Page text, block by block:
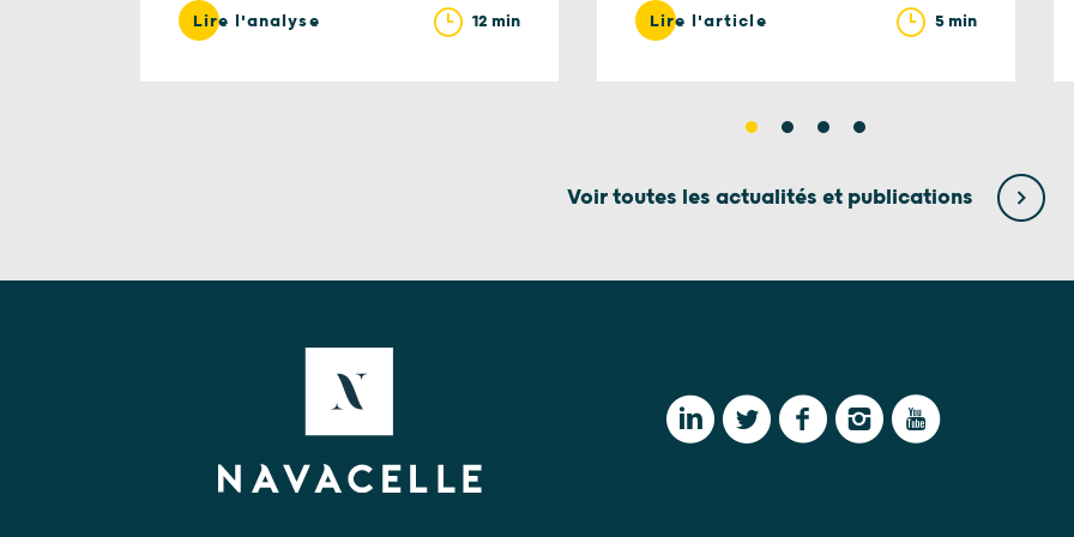
Lire l'analyse 12 min Lire l'article 5 min
Voir toutes les actualités et publications